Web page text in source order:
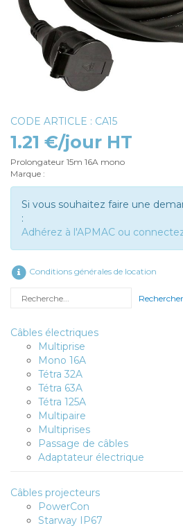
CODE ARTICLE : CA15
1.21 €/jour HT
Prolongateur 15m 16A mono
Marque :
Si vous souhaitez faire une
:
Adhérez à l'APMAC ou
Conditions générales de location
Rechercher
Câbles électriques
Multiprise
Mono 16A
Tétra 32A
Tétra 63A
Tétra 125A
Multipaire
Multiprises
Passage de câbles
Adaptateur électrique
Câbles projecteurs
PowerCon
Starway IP67